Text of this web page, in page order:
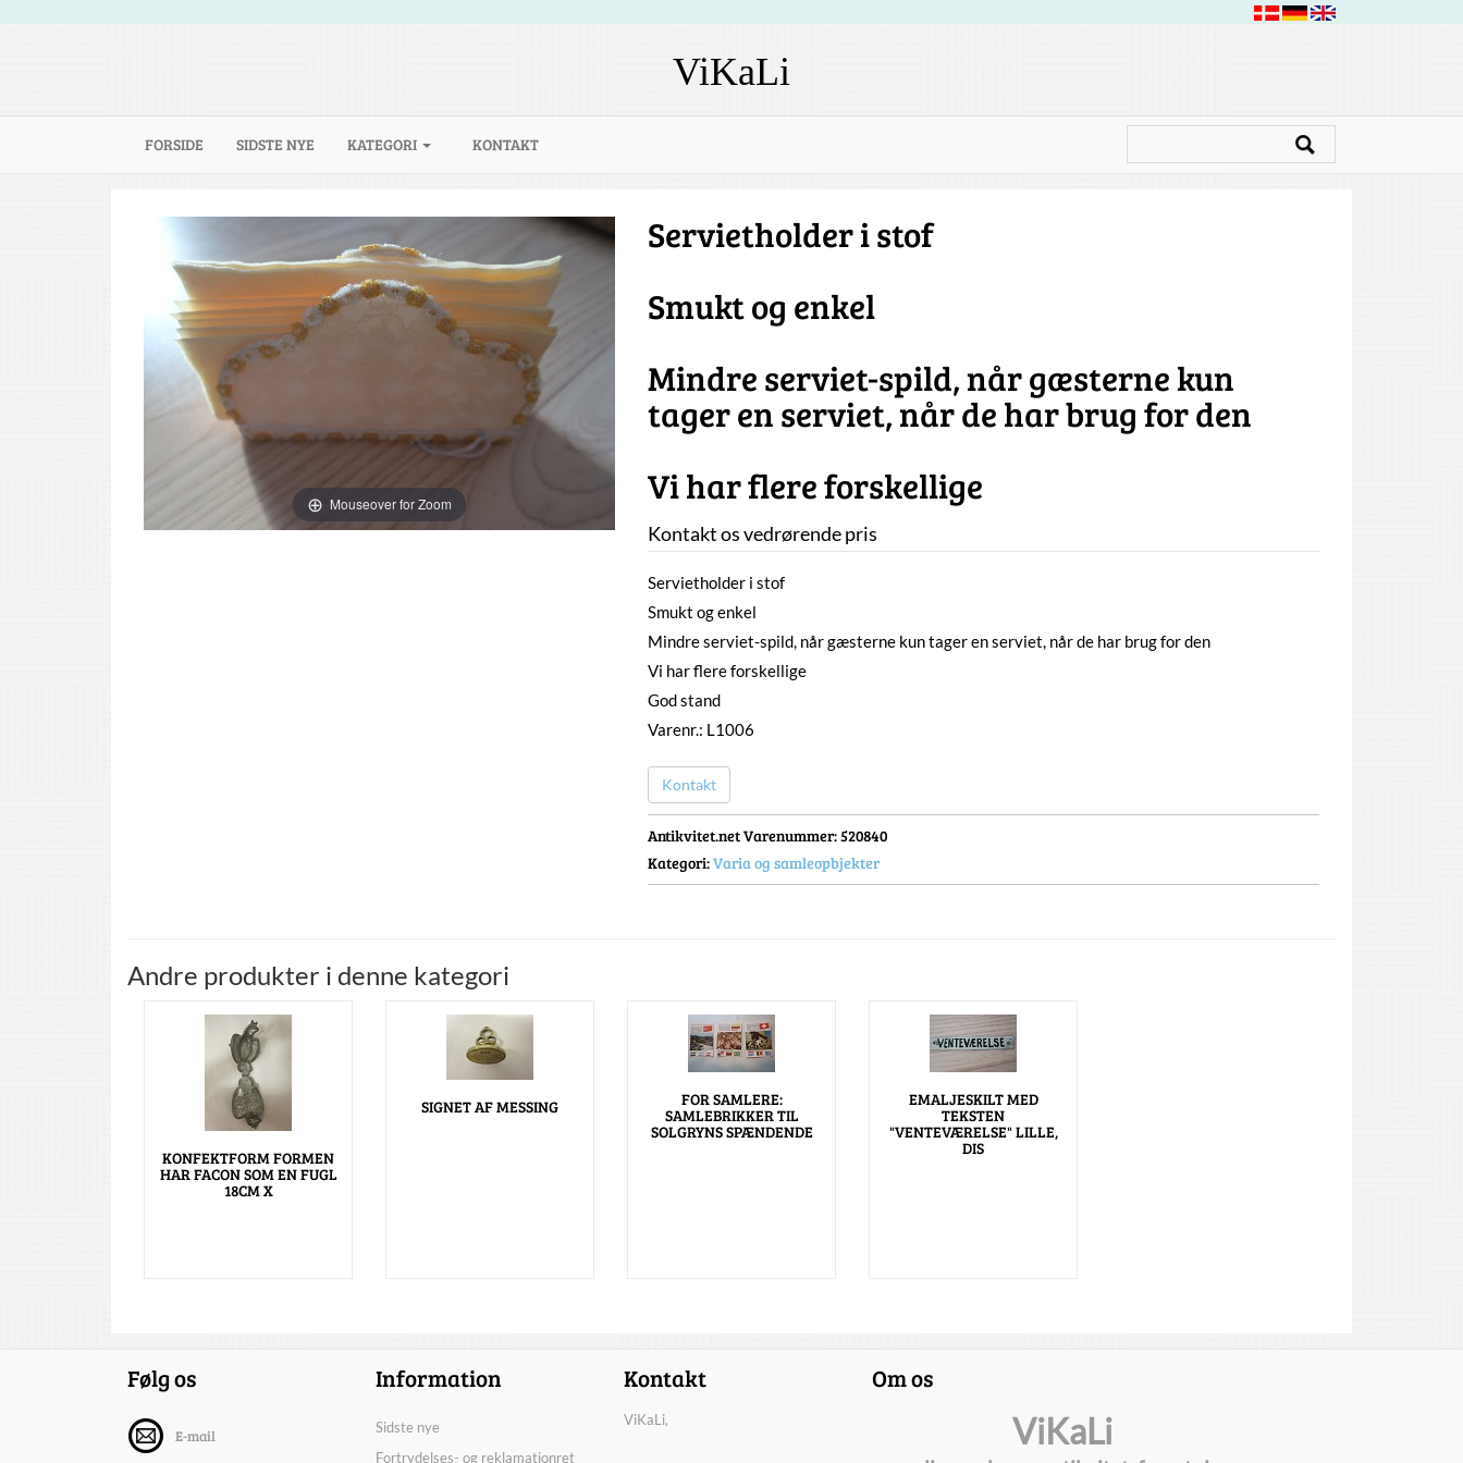
ViKaLi
FORSIDE (CURRENT)
SIDSTE NYE KATEGORI KONTAKT
Mouseover for Zoom
Servietholder i stof
Smukt og enkel
Mindre serviet-spild, når gæsterne kun
tager en serviet, når de har brug for den
Vi har flere forskellige
Kontakt os vedrørende pris
Servietholder i stof
Smukt og enkel
Mindre serviet-spild, når gæsterne kun tager en serviet, når de har brug for den
Vi har flere forskellige
God stand
Varenr.: L1006
Kontakt
Antikvitet.net Varenummer: 520840
Kategori:Varia og samleopbjekter
Andre produkter i denne kategori
KONFEKTFORM FORMEN
HAR FACON SOM EN FUGL
18CM X
SIGNET AF MESSING FOR SAMLERE:
SAMLEBRIKKER TIL
SOLGRYNS SPÆNDENDE
EMALJESKILT MED
TEKSTEN
"VENTEVÆRELSE" LILLE,
DIS
Følg os
E-mail
Information
Sidste nye
Fortrydelses- og reklamationret
Kontakt
ViKaLi,
Om os
ViKaLi